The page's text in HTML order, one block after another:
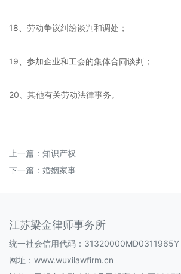
18、劳动争议纠纷谈判和调处；
19、参加企业和工会的集体合同谈判；
20、其他有关劳动法律事务。
上一篇： 知识产权
下一篇： 婚姻家事
江苏梁金律师事务所
统一社会信用代码：31320000MD0311965Y
网址： www.wuxilawfirm.cn